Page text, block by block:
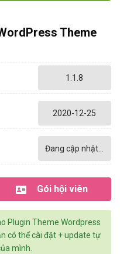
Theme
1.1.8
2020-12-25
Đang cập nhật...
Gói hội viên
Plugin Theme Wordpress
có thể cài đặt + update tự
mình.